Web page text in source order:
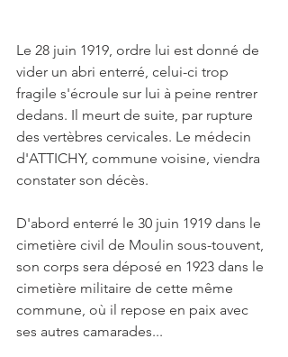
Le 28 juin 1919, ordre lui est donné de
vider un abri enterré, celui-ci trop
fragile s'écroule sur lui à peine rentrer
dedans. Il meurt de suite, par rupture
des vertèbres cervicales. Le médecin
d'ATTICHY, commune voisine, viendra
constater son décès.
D'abord enterré le 30 juin 1919 dans le
cimetière civil de Moulin sous-touvent,
son corps sera déposé en 1923 dans le
cimetière militaire de cette même
commune, où il repose en paix avec
ses autres camarades...